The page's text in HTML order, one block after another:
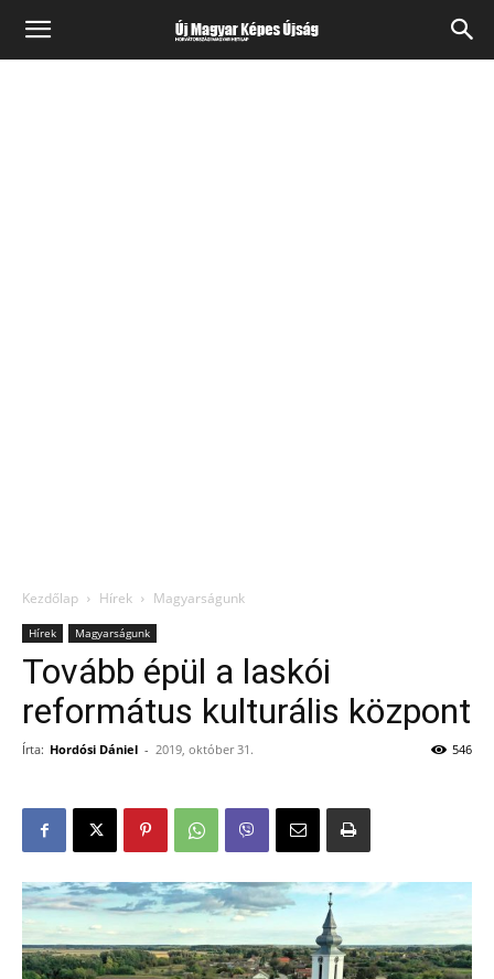
Kezdőlap Hírek Magyarságunk
Hírek Magyarságunk
Tovább épül a laskói
református kulturális központ
Írta: Hordósi Dániel - 2019, október 31. 546